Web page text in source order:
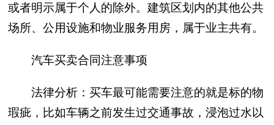
或者明示属于个人的除外。建筑区划内的其他公共
场所、公用设施和物业服务用房，属于业主共有。
汽车买卖合同注意事项
法律分析：买车最可能需要注意的就是标的物
瑕疵，比如车辆之前发生过交通事故，浸泡过水以